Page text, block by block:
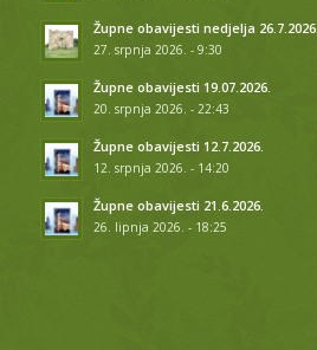
Župne obavijesti nedjelja 26.7.2026.
27. srpnja 2026. - 9:30
Župne obavijesti 19.07.2026.
20. srpnja 2026. - 22:43
Župne obavijesti 12.7.2026.
12. srpnja 2026. - 14:20
Župne obavijesti 21.6.2026.
26. lipnja 2026. - 18:25